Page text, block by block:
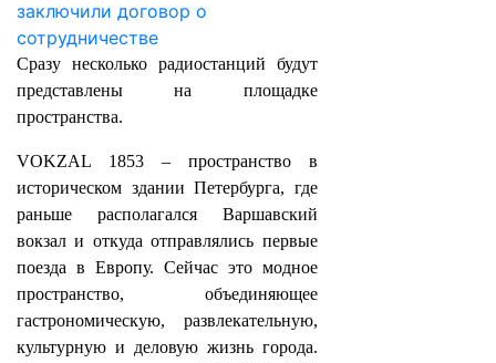
Сразу несколько радиостанций будут
представлены на площадке
пространства.
VOKZAL 1853 – пространство в
историческом здании Петербурга, где
раньше располагался Варшавский
вокзал и откуда отправлялись первые
поезда в Европу. Сейчас это модное
пространство, объединяющее
гастрономическую, развлекательную,
культурную и деловую жизнь города.